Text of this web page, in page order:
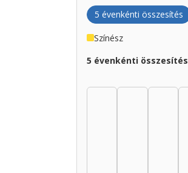
5 évenkénti összesítés
Színész
5 évenkénti összesítés